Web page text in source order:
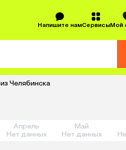
Напишите намСервисыМой
Челябинска
Апрель
Нет данных
Май
Нет данных